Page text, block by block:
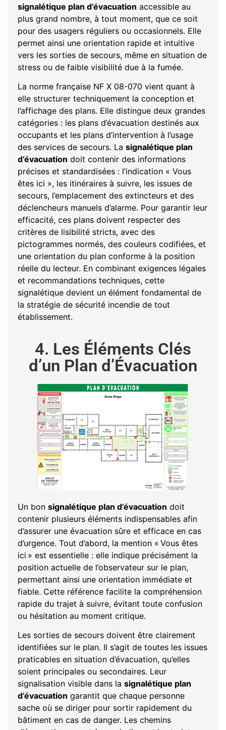
signalétique plan d’évacuation accessible au
plus grand nombre, à tout moment, que ce soit
pour des usagers réguliers ou occasionnels. Elle
permet ainsi une orientation rapide et intuitive
vers les sorties de secours, même en situation de
stress ou de faible visibilité due à la fumée.
La norme française NF X 08-070 vient quant à
elle structurer techniquement la conception et
l’affichage des plans. Elle distingue deux grandes
catégories : les plans d’évacuation destinés aux
occupants et les plans d’intervention à l’usage
des services de secours. La signalétique plan
d’évacuation doit contenir des informations
précises et standardisées : l’indication « Vous
êtes ici », les itinéraires à suivre, les issues de
secours, l’emplacement des extincteurs et des
déclencheurs manuels d’alarme. Pour garantir leur
efficacité, ces plans doivent respecter des
critères de lisibilité stricts, avec des
pictogrammes normés, des couleurs codifiées, et
une orientation du plan conforme à la position
réelle du lecteur. En combinant exigences légales
et recommandations techniques, cette
signalétique devient un élément fondamental de
la stratégie de sécurité incendie de tout
établissement.
4. Les Éléments Clés
d’un Plan d’Évacuation
Un bon signalétique plan d’évacuation doit
contenir plusieurs éléments indispensables afin
d’assurer une évacuation sûre et efficace en cas
d’urgence. Tout d’abord, la mention « Vous êtes
ici » est essentielle : elle indique précisément la
position actuelle de l’observateur sur le plan,
permettant ainsi une orientation immédiate et
fiable. Cette référence facilite la compréhension
rapide du trajet à suivre, évitant toute confusion
ou hésitation au moment critique.
Les sorties de secours doivent être clairement
identifiées sur le plan. Il s’agit de toutes les issues
praticables en situation d’évacuation, qu’elles
soient principales ou secondaires. Leur
signalisation visible dans la signalétique plan
d’évacuation garantit que chaque personne
sache où se diriger pour sortir rapidement du
bâtiment en cas de danger. Les chemins